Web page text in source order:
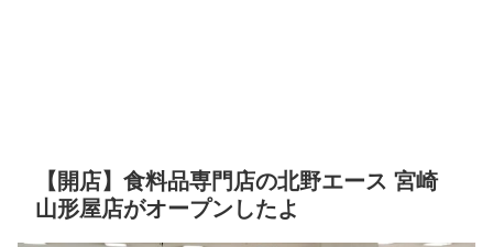
【開店】食料品専門店の北野エース 宮崎
山形屋店がオープンしたよ